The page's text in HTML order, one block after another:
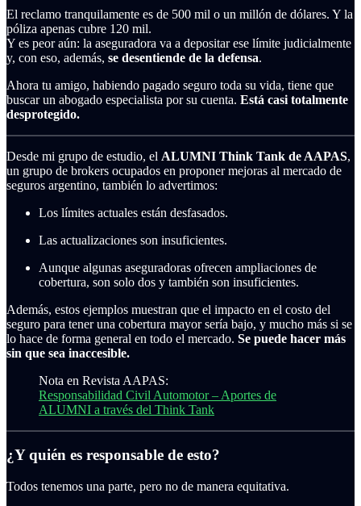
El reclamo tranquilamente es de 500 mil o un millón de dólares. Y la
póliza apenas cubre 120 mil.
Y es peor aún: la aseguradora va a depositar ese límite judicialmente
y, con eso, además, se desentiende de la defensa.
Ahora tu amigo, habiendo pagado seguro toda su vida, tiene que
buscar un abogado especialista por su cuenta. Está casi totalmente
desprotegido.
Desde mi grupo de estudio, el ALUMNI Think Tank de AAPAS,
un grupo de brokers ocupados en proponer mejoras al mercado de
seguros argentino, también lo advertimos:
Los límites actuales están desfasados.
Las actualizaciones son insuficientes.
Aunque algunas aseguradoras ofrecen ampliaciones de
cobertura, son solo dos y también son insuficientes.
Además, estos ejemplos muestran que el impacto en el costo del
seguro para tener una cobertura mayor sería bajo, y mucho más si se
lo hace de forma general en todo el mercado. Se puede hacer más
sin que sea inaccesible.
Nota en Revista AAPAS:
Responsabilidad Civil Automotor – Aportes de
ALUMNI a través del Think Tank
¿Y quién es responsable de esto?
Todos tenemos una parte, pero no de manera equitativa.